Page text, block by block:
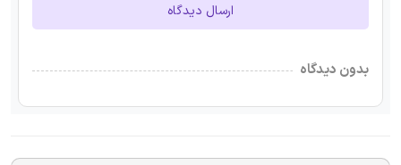
ارسال دیدگاه
بدون دیدگاه